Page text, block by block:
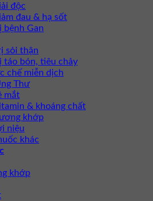
độc
đau & hạ sốt
Gan
sỏi thận
táo bón, tiêu chảy
chế miễn dịch
Thư
mắt
& khoáng chất
khớp
niệu
khác
khớp